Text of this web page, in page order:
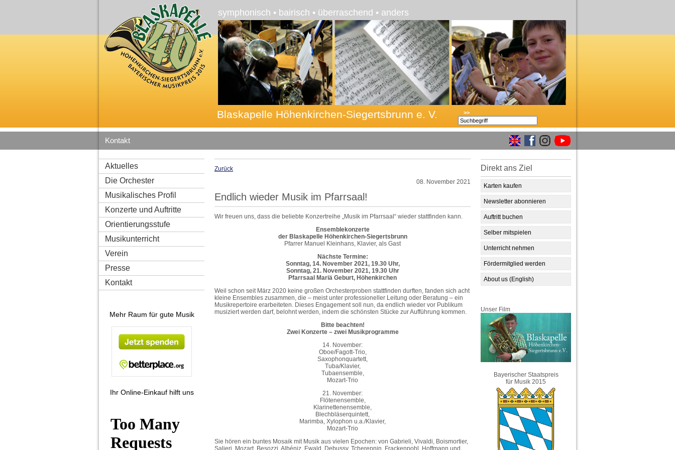
symphonisch • bairisch • überraschend • anders
Blaskapelle Höhenkirchen-Siegertsbrunn e. V. >>
Kontakt
Direkt ans Ziel
Karten kaufen
Newsletter abonnieren
Auftritt buchen
Selber mitspielen
Unterricht nehmen
Fördermitglied werden
About us (English)
Unser Film
Bayerischer Staatspreis
für Musik 2015
Aktuelles
Die Orchester
Musikalisches Profil
Konzerte und Auftritte
Orientierungsstufe
Musikunterricht
Verein
Presse
Kontakt
Mehr Raum für gute Musik
Ihr Online-Einkauf hilft uns
Zurück
08. November 2021
Endlich wieder Musik im Pfarrsaal!
Wir freuen uns, dass die beliebte Konzertreihe „Musik im Pfarrsaal“ wieder stattfinden kann.
Ensemblekonzerte
der Blaskapelle Höhenkirchen-Siegertsbrunn
Pfarrer Manuel Kleinhans, Klavier, als Gast
Nächste Termine:
Sonntag, 14. November 2021, 19.30 Uhr,
Sonntag, 21. November 2021, 19.30 Uhr
Pfarrsaal Mariä Geburt, Höhenkirchen
Weil schon seit März 2020 keine großen Orchesterproben stattfinden durften, fanden sich acht
kleine Ensembles zusammen, die – meist unter professioneller Leitung oder Beratung – ein
Musikrepertoire erarbeiteten. Dieses Engagement soll nun, da endlich wieder vor Publikum
musiziert werden darf, belohnt werden, indem die schönsten Stücke zur Aufführung kommen.
Bitte beachten!
Zwei Konzerte – zwei Musikprogramme
14. November:
Oboe/Fagott-Trio,
Saxophonquartett,
Tuba/Klavier,
Tubaensemble,
Mozart-Trio
21. November:
Flötenensemble,
Klarinettenensemble,
Blechbläserquintett,
Marimba, Xylophon u.a./Klavier,
Mozart-Trio
Sie hören ein buntes Mosaik mit Musik aus vielen Epochen: von Gabrieli, Vivaldi, Boismortier,
Salieri, Mozart, Besozzi, Albéniz, Ewald, Debussy, Tcherepnin, Frackenpohl, Hoffmann und